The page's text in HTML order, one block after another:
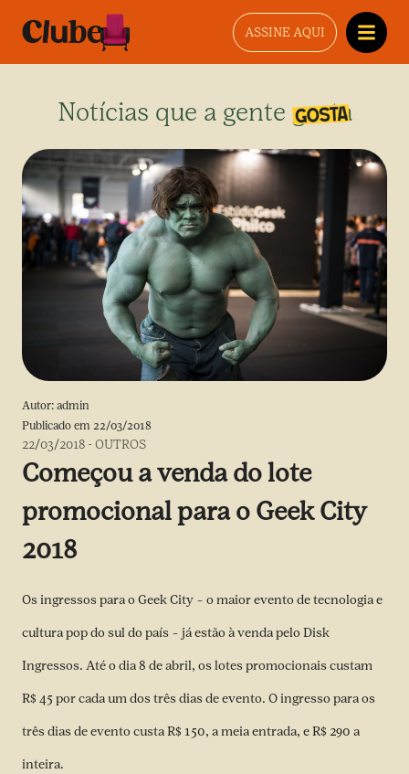
ASSINE AQUI
Notícias que a gente gosta
Autor: admin
Publicado em 22/03/2018
22/03/2018 -OUTROS
Começou a venda do lote
promocional para o Geek City
2018
Os ingressos para o Geek City – o maior evento de tecnologia e
cultura pop do sul do país – já estão à venda peloDisk
Ingressos. Até o dia 8 de abril, os lotes promocionais custam
R$ 45 por cada um dos três dias de evento. O ingresso para os
três dias de evento custa R$ 150, a meia entrada, e R$ 290 a
inteira.